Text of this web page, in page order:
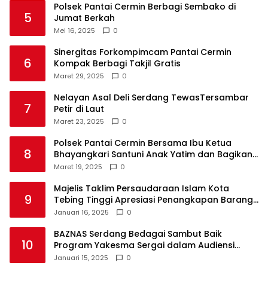
5
Polsek Pantai Cermin Berbagi Sembako di
Jumat Berkah
Mei 16, 2025 0
6
Sinergitas Forkompimcam Pantai Cermin
Kompak Berbagi Takjil Gratis
Maret 29, 2025 0
7
Nelayan Asal Deli Serdang TewasTersambar
Petir di Laut
Maret 23, 2025 0
8
Polsek Pantai Cermin Bersama Ibu Ketua
Bhayangkari Santuni Anak Yatim dan Bagikan
Takjil
Maret 19, 2025 0
9
Majelis Taklim Persaudaraan Islam Kota
Tebing Tinggi Apresiasi Penangkapan Barang
Haram
Januari 16, 2025 0
10
BAZNAS Serdang Bedagai Sambut Baik
Program Yakesma Sergai dalam Audiensi
Perkenalan Pengurus Baru
Januari 15, 2025 0